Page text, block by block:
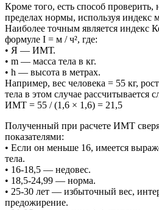
Кроме того, есть способ проверить,
пределах нормы, используя
Наиболее точным является индекс
формуле I = м / ч², где:
• Я — ИМТ.
• m — масса тела в кг.
• h — высота в метрах.
Например, вес человека = 55 кг,
тела в этом случае рассчитывается
ИМТ = 55 / (1,6 × 1,6) = 21,5
Полученный при расчете ИМТ
показателями:
• Если он меньше 16, имеется
тела.
• 16-18,5 — недовес.
• 18,5-24,99 — норма.
• 25-30 лет — избыточный вес,
предожирение.